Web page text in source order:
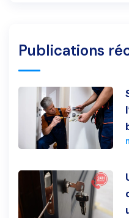
Publications